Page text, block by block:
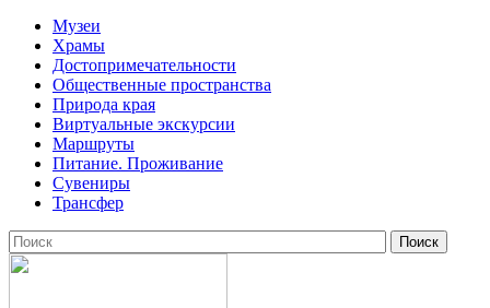
Музеи
Храмы
Достопримечательности
Общественные пространства
Природа края
Виртуальные экскурсии
Маршруты
Питание. Проживание
Сувениры
Трансфер